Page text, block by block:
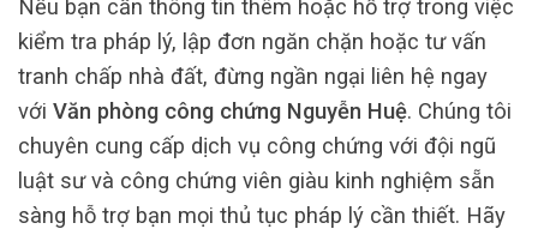
Nếu bạn cần thông tin thêm hoặc hỗ trợ trong việc
kiểm tra pháp lý, lập đơn ngăn chặn hoặc tư vấn
tranh chấp nhà đất, đừng ngần ngại liên hệ ngay
với Văn phòng công chứng Nguyễn Huệ. Chúng tôi
chuyên cung cấp dịch vụ công chứng với đội ngũ
luật sư và công chứng viên giàu kinh nghiệm sẵn
sàng hỗ trợ bạn mọi thủ tục pháp lý cần thiết. Hãy